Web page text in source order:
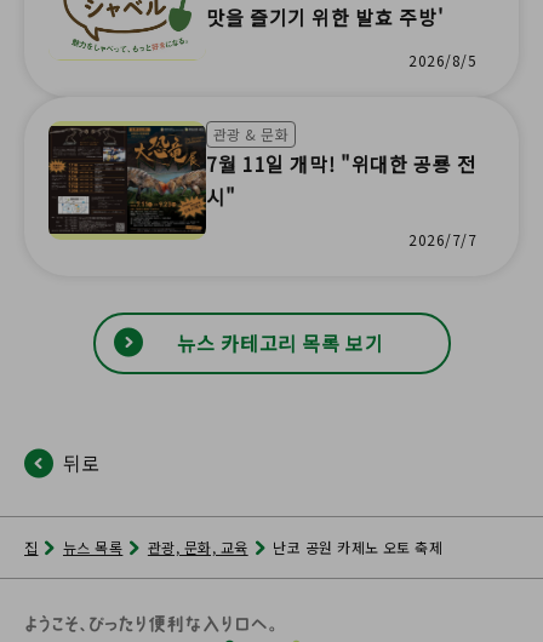
맛을 즐기기 위한 발효 주방'
2026/8/5
관광 & 문화
7월 11일 개막! "위대한 공룡 전
시"
2026/7/7
뉴스 카테고리 목록 보기
뒤로
집 뉴스 목록 관광, 문화, 교육 난코 공원 카제노 오토 축제